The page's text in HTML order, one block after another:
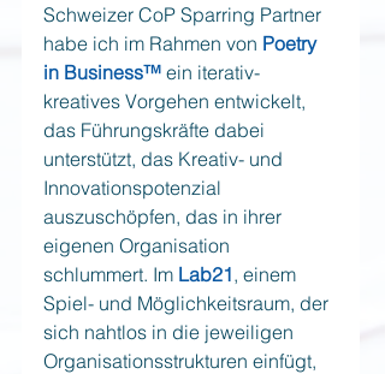
Schweizer CoP Sparring Partner
habe ich im Rahmen von Poetry
in Business™ ein iterativ-
kreatives Vorgehen entwickelt,
das Führungskräfte dabei
unterstützt, das Kreativ- und
Innovationspotenzial
auszuschöpfen, das in ihrer
eigenen Organisation
schlummert. Im Lab21, einem
Spiel- und Möglichkeitsraum, der
sich nahtlos in die jeweiligen
Organisationsstrukturen einfügt,